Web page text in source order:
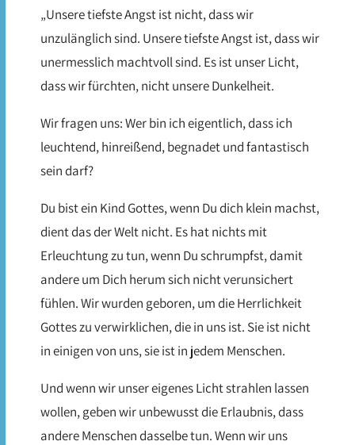
„Unsere tiefste Angst ist nicht, dass wir
unzulänglich sind. Unsere tiefste Angst ist, dass wir
unermesslich machtvoll sind. Es ist unser Licht,
dass wir fürchten, nicht unsere Dunkelheit.
Wir fragen uns: Wer bin ich eigentlich, dass ich
leuchtend, hinreißend, begnadet und fantastisch
sein darf?
Du bist ein Kind Gottes, wenn Du dich klein machst,
dient das der Welt nicht. Es hat nichts mit
Erleuchtung zu tun, wenn Du schrumpfst, damit
andere um Dich herum sich nicht verunsichert
fühlen. Wir wurden geboren, um die Herrlichkeit
Gottes zu verwirklichen, die in uns ist. Sie ist nicht
in einigen von uns, sie ist in jedem Menschen.
Und wenn wir unser eigenes Licht strahlen lassen
wollen, geben wir unbewusst die Erlaubnis, dass
andere Menschen dasselbe tun. Wenn wir uns